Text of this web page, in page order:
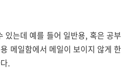
있는데 예를 들어 일반용, 혹은 공부
메일함에서 메일이 보이지 않게 한
.